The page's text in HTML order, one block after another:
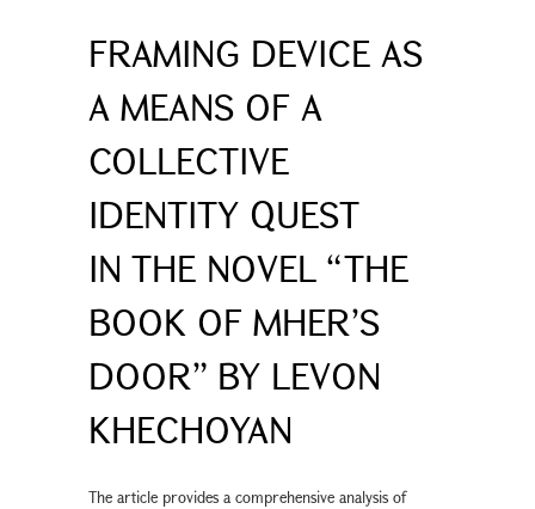
FRAMING DEVICE AS
A MEANS OF A
COLLECTIVE
IDENTITY QUEST
IN THE NOVEL “THE
BOOK OF MHER’S
DOOR” BY LEVON
KHECHOYAN
The article provides a comprehensive analysis of